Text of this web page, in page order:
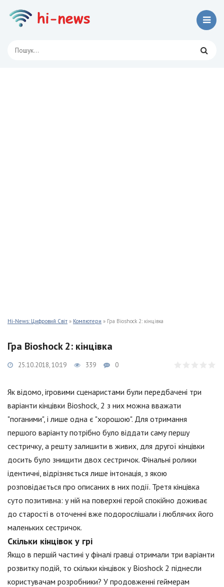
Hi-News: Цифровий Світ » Компютери » Гра Bioshock 2: кінцівка
Гра Bioshock 2: кінцівка
25.10.2018, 10:19 339 0
Як відомо, ігровими сценаристами були передбачені три
варіанти кінцівки Bioshock, 2 з них можна вважати
"поганими", і лише одна є "хорошою". Для отримання
першого варіанту потрібно було віддати саму першу
сестричку, а решту залишити в живих, для другої кінцівки
досить було знищити двох сестричок. Фінальні ролики
ідентичні, відрізняється лише інтонація, з якою
розповідається про описаних в них події. Третя кінцівка
суто позитивна: у ній на поверхні герой спокійно доживає
до старості в оточенні вже подорослішали і люблячих його
маленьких сестричок.
Скільки кінцівок у грі
Якщо в першій частині у фіналі гравці отримали три варіанти
розвитку подій, то скільки кінцівок у Bioshock 2 піднесли
користувачам розробники? У продовженні геймерам